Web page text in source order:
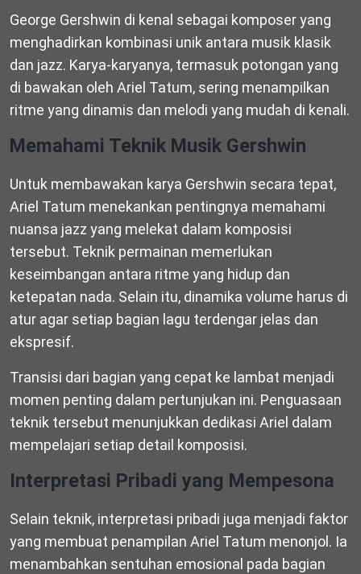
George Gershwin di kenal sebagai komposer yang
menghadirkan kombinasi unik antara musik klasik
dan jazz. Karya-karyanya, termasuk potongan yang
di bawakan oleh Ariel Tatum, sering menampilkan
ritme yang dinamis dan melodi yang mudah di kenali.
Memahami Teknik Musik Gershwin
Untuk membawakan karya Gershwin secara tepat,
Ariel Tatum menekankan pentingnya memahami
nuansa jazz yang melekat dalam komposisi
tersebut. Teknik permainan memerlukan
keseimbangan antara ritme yang hidup dan
ketepatan nada. Selain itu, dinamika volume harus di
atur agar setiap bagian lagu terdengar jelas dan
ekspresif.
Transisi dari bagian yang cepat ke lambat menjadi
momen penting dalam pertunjukan ini. Penguasaan
teknik tersebut menunjukkan dedikasi Ariel dalam
mempelajari setiap detail komposisi.
Interpretasi Pribadi yang Mempesona
Selain teknik, interpretasi pribadi juga menjadi faktor
yang membuat penampilan Ariel Tatum menonjol. Ia
menambahkan sentuhan emosional pada bagian